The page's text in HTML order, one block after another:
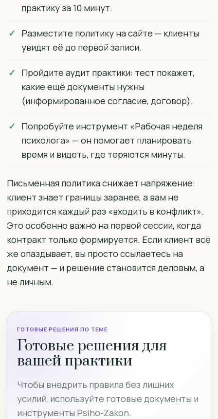
практику за 10 минут.
Разместите политику на сайте — клиенты
увидят её до первой записи.
Пройдите аудит практики: тест покажет,
какие ещё документы нужны
(информированное согласие, договор).
Попробуйте инструмент «Рабочая неделя
психолога» — он помогает планировать
время и видеть, где теряются минуты.
Письменная политика снижает напряжение:
клиент знает границы заранее, а вам не
приходится каждый раз «входить в конфликт».
Это особенно важно на первой сессии, когда
контракт только формируется. Если клиент всё
же опаздывает, вы просто ссылаетесь на
документ — и решение становится деловым, а
не личным.
ГОТОВЫЕ РЕШЕНИЯ ПО ТЕМЕ
Готовые решения для
вашей практики
Чтобы внедрить правила без лишних
усилий, используйте готовые документы и
инструменты Psiho-Zakon.